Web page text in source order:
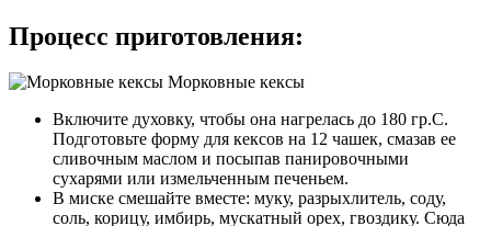
Процесс приготовления:
Включите духовку, чтобы она нагрелась до 180 гр.С.
Подготовьте форму для кексов на 12 чашек, смазав ее
сливочным маслом и посыпав панировочными
сухарями или измельченным печеньем.
В миске смешайте вместе: муку, разрыхлитель, соду,
соль, корицу, имбирь, мускатный орех, гвоздику. Сюда